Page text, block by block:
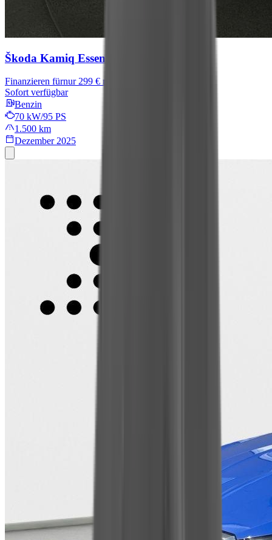
Škoda Kamiq Essence
Finanzieren fürnur 299 € mtl.
Sofort verfügbar
Benzin
70 kW/95 PS
1.500 km
Dezember 2025